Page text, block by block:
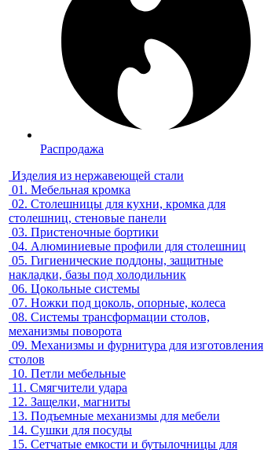
Распродажа
Изделия из нержавеющей стали
01. Мебельная кромка
02. Столешницы для кухни, кромка для
столешниц, стеновые панели
03. Пристеночные бортики
04. Алюминиевые профили для столешниц
05. Гигиенические поддоны, защитные
накладки, базы под холодильник
06. Цокольные системы
07. Ножки под цоколь, опорные, колеса
08. Системы трансформации столов,
механизмы поворота
09. Механизмы и фурнитура для изготовления
столов
10. Петли мебельные
11. Смягчители удара
12. Защелки, магниты
13. Подъемные механизмы для мебели
14. Сушки для посуды
15. Сетчатые емкости и бутылочницы для